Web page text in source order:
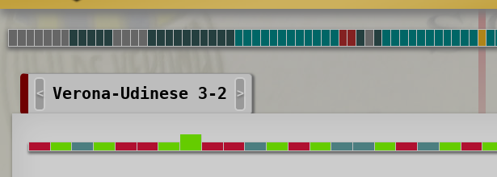
Benvenuti su HELLASTORY.net
< Verona-Udinese 3-2 >